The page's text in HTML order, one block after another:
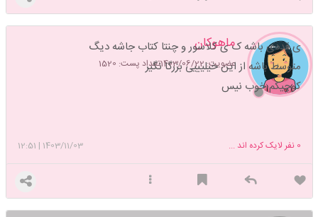
ماهوکان
عضویت: 1403/06/22 تعداد پست: 1520
ی قددی باشه ک ی کلاسور و چنتا کتاب جاشه دیگ
متوسط باشه از این خیلیییی بزرگا نگیر
کوچیکم خوب نیس
1403/11/03
|
12:51 0 نفر لایک کرده اند ...